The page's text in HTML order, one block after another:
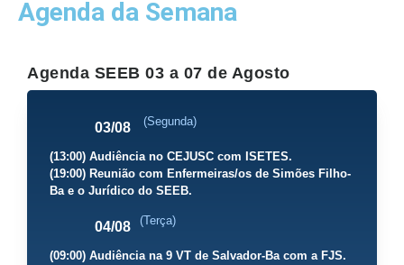
Agenda da Semana
Agenda SEEB 03 a 07 de Agosto
03/08 (Segunda)
(13:00) Audiência no CEJUSC com ISETES.
(19:00) Reunião com Enfermeiras/os de Simões Filho-
Ba e o Jurídico do SEEB.
04/08 (Terça)
(09:00) Audiência na 9 VT de Salvador-Ba com a FJS.